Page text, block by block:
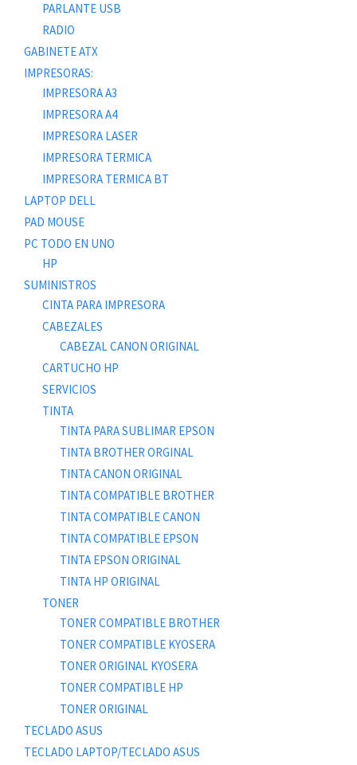
PARLANTE USB
RADIO
GABINETE ATX
IMPRESORAS:
IMPRESORA A3
IMPRESORA A4
IMPRESORA LASER
IMPRESORA TERMICA
IMPRESORA TERMICA BT
LAPTOP DELL
PAD MOUSE
PC TODO EN UNO
HP
SUMINISTROS
CINTA PARA IMPRESORA
CABEZALES
CABEZAL CANON ORIGINAL
CARTUCHO HP
SERVICIOS
TINTA
TINTA PARA SUBLIMAR EPSON
TINTA BROTHER ORGINAL
TINTA CANON ORIGINAL
TINTA COMPATIBLE BROTHER
TINTA COMPATIBLE CANON
TINTA COMPATIBLE EPSON
TINTA EPSON ORIGINAL
TINTA HP ORIGINAL
TONER
TONER COMPATIBLE BROTHER
TONER COMPATIBLE KYOSERA
TONER ORIGINAL KYOSERA
TONER COMPATIBLE HP
TONER ORIGINAL
TECLADO ASUS
TECLADO LAPTOP/TECLADO ASUS